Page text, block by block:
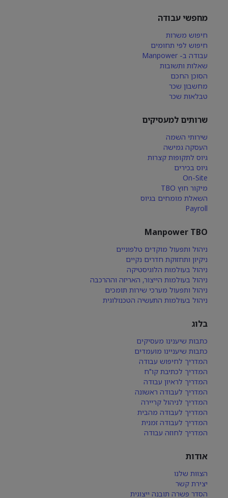
מחפשי עבודה
חיפוש משרות
חיפוש לפי תחומים
עבודה ב- Manpower
שאלות ותשובות
הסוכן החכם
מחשבון שכר
טבלאות שכר
שרותים למעסיקים
שירותי השמה
העסקה גמישה
גיוס לתקופות קצרות
גיוס בכירים
On-Site
מיקור חוץ TBO
השאלת מומחים בגיוס
Payroll
Manpower TBO
ניהול ותפעול מוקדים טלפוניים
ניקיון ותחזוקת חדרים נקיים
ניהול בעולמות הלוגיסטיקה
ניהול בעולמות הייצור, האריזה וההרכבה
ניהול ותפעול מערכי שירות תומכים
ניהול בעולמות התעשיה הטכנולוגית
בלוג
כתבות שיענינו מעסיקים
כתבות שיעניינו מועמדים
המדריך לחיפוש עבודה
המדריך לכתיבת קו"ח
המדריך לראיון עבודה
המדריך לעבודה ראשונה
המדריך לניהול קריירה
המדריך לעבודה מהבית
המדריך לעבודה זמנית
המדריך לחוזה עבודה
אודות
הצוות שלנו
יצירת קשר
הסדר פשרה תובנה ייצוגית